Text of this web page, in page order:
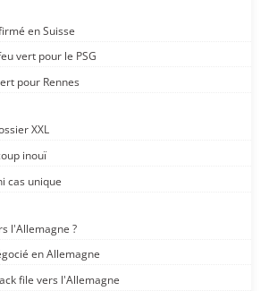
en Suisse
vert pour le PSG
pour Rennes
XXL
inouï
cas unique
l'Allemagne ?
en Allemagne
file vers l'Allemagne